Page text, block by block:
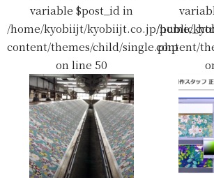
variable $post_id in
/home/kyobiijt/kyobiijt.co.jp/
content/themes/child/single.php
on line 50
/home/
content/